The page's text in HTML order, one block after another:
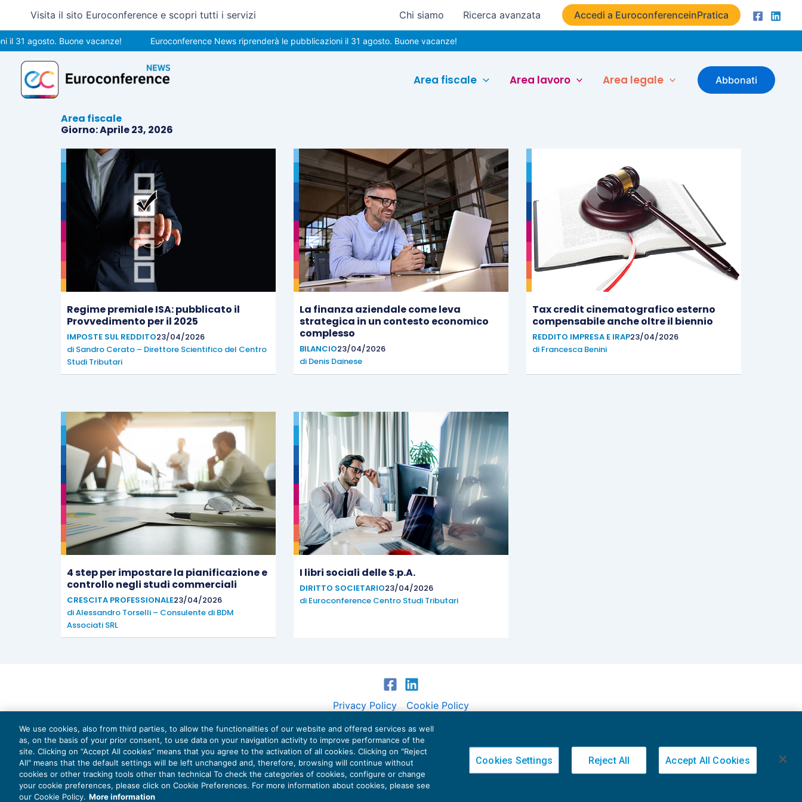
contenuto
Visita il sito Euroconference e scopri tutti i servizi Chi siamo Ricerca avanzata Accedi a EuroconferenceinPratica
agosto. Buone vacanze! Euroconference News riprenderà le pubblicazioni il 31 agosto. Buone vacanze!
Area fiscale Area lavoro Area legale Abbonati
Area fiscale
Giorno: Aprile 23, 2026
Regime premiale ISA: pubblicato il
Provvedimento per il 2025
IMPOSTE SUL REDDITO23/04/2026
di Sandro Cerato – Direttore Scientifico del Centro
Studi Tributari
La finanza aziendale come leva
strategica in un contesto economico
complesso
BILANCIO23/04/2026
di Denis Dainese
Tax credit cinematografico esterno
compensabile anche oltre il biennio
REDDITO IMPRESA E IRAP23/04/2026
di Francesca Benini
4 step per impostare la pianificazione e
controllo negli studi commerciali
CRESCITA PROFESSIONALE23/04/2026
diAlessandro Torselli – Consulente di BDM
Associati SRL
I libri sociali delle S.p.A.
DIRITTO SOCIETARIO23/04/2026
di Euroconference Centro Studi Tributari
Privacy Policy Cookie Policy
Euroconference NEWS è una testata registrata al Tribunale di Milano Reg. n. 8556/2026
Direttore responsabile Sandro Cerato
Copyright 2016 ©
Gruppo Euroconference S.p.A.
v2.32.2
Piazza Luigi Einaudi, 10N01 - 20124 Milano - info@ecnews.it
Capitale Sociale € 300.000,00 i.v. C.F. P.IVA Iscrizione Registro Imprese di Milano 02776120236
We use cookies, also from third parties, to allow the functionalities of our website and offered services as well
as, on the basis of your prior consent, to use data on your navigation activity to improve performance of the
site. Clicking on “Accept All cookies” means that you agree to the activation of all cookies. Clicking on "Reject
All" means that the default settings will be left unchanged and, therefore, browsing will continue without
cookies or other tracking tools other than technical To check the categories of cookies, configure or change
your cookie preferences, please click on Cookie Preferences. For more information about cookies, please see
our Cookie Policy. More information
Cookies Settings Reject All Accept All Cookies